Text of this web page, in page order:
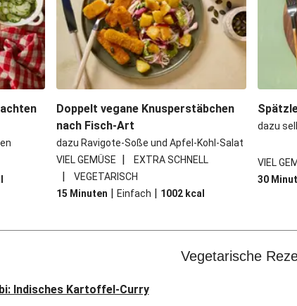
Doppelt vegane Knusperstäbchen
nach Fisch-Art
dazu Ravigote-Soße und Apfel-Kohl-Salat
VIEL GEMÜSE
| EXTRA SCHNELL
|
VEGETARISCH
15 Minuten | Einfach | 1002 kcal
dazu
VIEL
30
Vegetarische
Indisches Kartoffel-Curry